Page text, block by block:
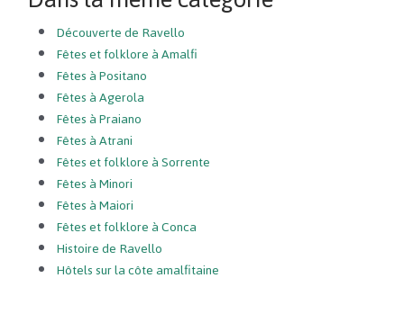
Découverte de Ravello
Fêtes et folklore à Amalfi
Fêtes à Positano
Fêtes à Agerola
Fêtes à Praiano
Fêtes à Atrani
Fêtes et folklore à Sorrente
Fêtes à Minori
Fêtes à Maiori
Fêtes et folklore à Conca
Histoire de Ravello
Hôtels sur la côte amalfitaine